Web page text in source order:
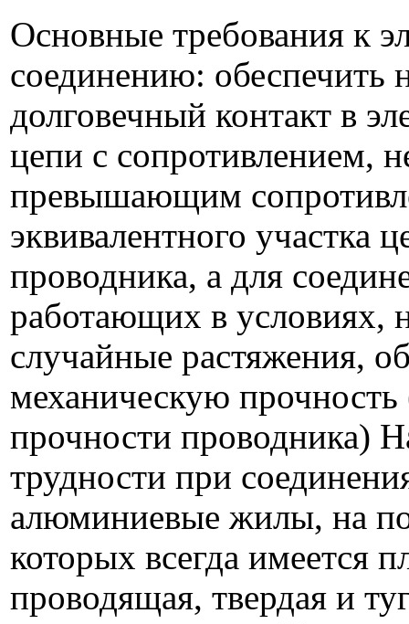
Основные требования к
соединению: обеспечить
долговечный контакт в
цепи с сопротивлением,
превышающим
эквивалентного участка
проводника, а для
работающих в условиях,
случайные растяжения,
механическую прочность
прочности проводника)
трудности при
алюминиевые жилы, на
которых всегда имеется
проводящая, твердая и